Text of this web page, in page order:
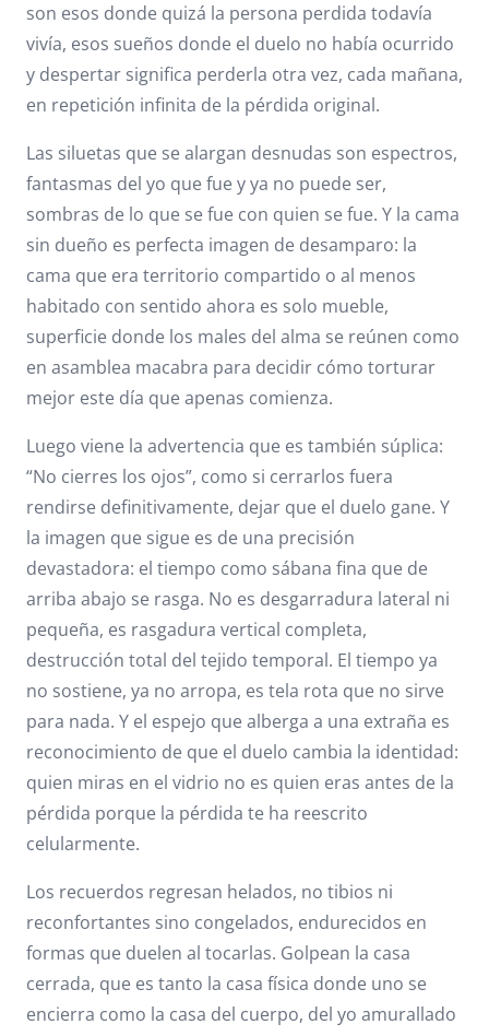
son esos donde quizá la persona perdida todavía
vivía, esos sueños donde el duelo no había ocurrido
y despertar significa perderla otra vez, cada mañana,
en repetición infinita de la pérdida original.
Las siluetas que se alargan desnudas son espectros,
fantasmas del yo que fue y ya no puede ser,
sombras de lo que se fue con quien se fue. Y la cama
sin dueño es perfecta imagen de desamparo: la
cama que era territorio compartido o al menos
habitado con sentido ahora es solo mueble,
superficie donde los males del alma se reúnen como
en asamblea macabra para decidir cómo torturar
mejor este día que apenas comienza.
Luego viene la advertencia que es también súplica:
“No cierres los ojos”, como si cerrarlos fuera
rendirse definitivamente, dejar que el duelo gane. Y
la imagen que sigue es de una precisión
devastadora: el tiempo como sábana fina que de
arriba abajo se rasga. No es desgarradura lateral ni
pequeña, es rasgadura vertical completa,
destrucción total del tejido temporal. El tiempo ya
no sostiene, ya no arropa, es tela rota que no sirve
para nada. Y el espejo que alberga a una extraña es
reconocimiento de que el duelo cambia la identidad:
quien miras en el vidrio no es quien eras antes de la
pérdida porque la pérdida te ha reescrito
celularmente.
Los recuerdos regresan helados, no tibios ni
reconfortantes sino congelados, endurecidos en
formas que duelen al tocarlas. Golpean la casa
cerrada, que es tanto la casa física donde uno se
encierra como la casa del cuerpo, del yo amurallado